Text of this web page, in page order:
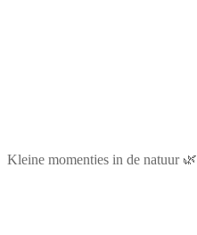
Kleine momentjes in de natuur